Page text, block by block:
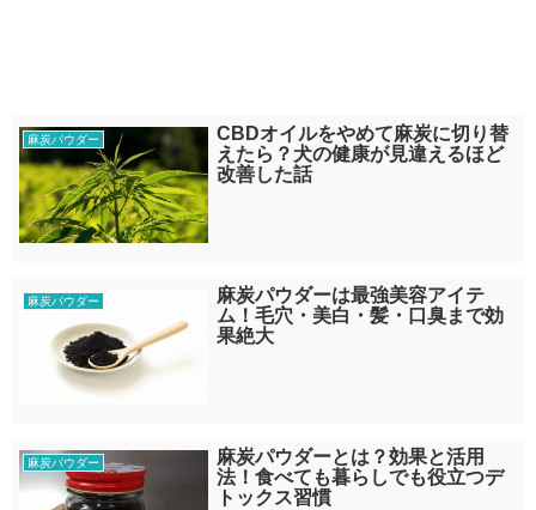
麻炭パウダー
CBDオイルをやめて麻炭に切り替
えたら？犬の健康が見違えるほど
改善した話
麻炭パウダー
麻炭パウダーは最強美容アイテ
ム！毛穴・美白・髪・口臭まで効
果絶大
麻炭パウダー
麻炭パウダーとは？効果と活用
法！食べても暮らしでも役立つデ
トックス習慣